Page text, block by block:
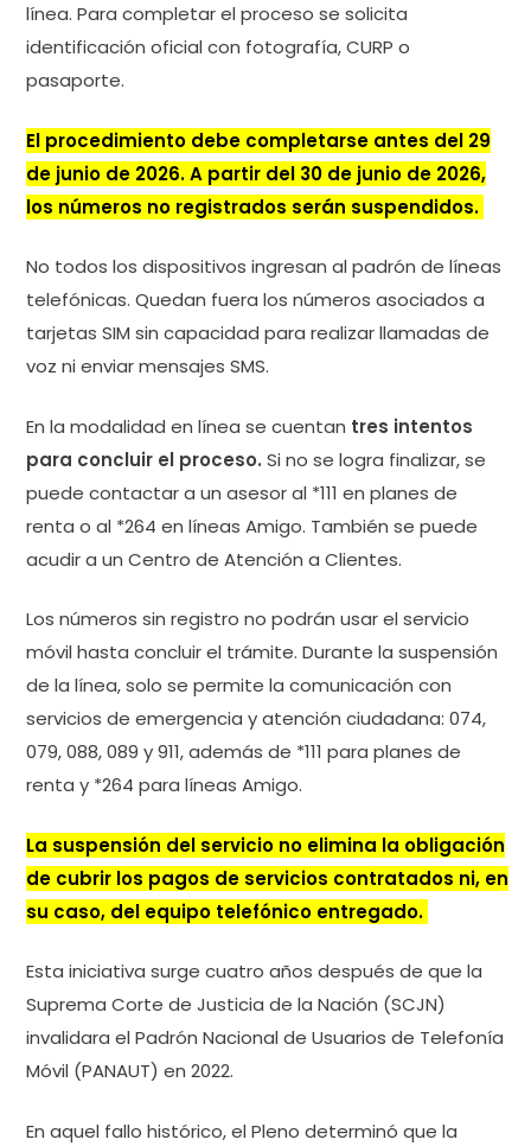
línea. Para completar el proceso se solicita
identificación oficial con fotografía, CURP o
pasaporte.
El procedimiento debe completarse antes del 29
de junio de 2026. A partir del 30 de junio de 2026,
los números no registrados serán suspendidos.
No todos los dispositivos ingresan al padrón de líneas
telefónicas. Quedan fuera los números asociados a
tarjetas SIM sin capacidad para realizar llamadas de
voz ni enviar mensajes SMS.
En la modalidad en línea se cuentan tres intentos
para concluir el proceso. Si no se logra finalizar, se
puede contactar a un asesor al *111 en planes de
renta o al *264 en líneas Amigo. También se puede
acudir a un Centro de Atención a Clientes.
Los números sin registro no podrán usar el servicio
móvil hasta concluir el trámite. Durante la suspensión
de la línea, solo se permite la comunicación con
servicios de emergencia y atención ciudadana: 074,
079, 088, 089 y 911, además de *111 para planes de
renta y *264 para líneas Amigo.
La suspensión del servicio no elimina la obligación
de cubrir los pagos de servicios contratados ni, en
su caso, del equipo telefónico entregado.
Esta iniciativa surge cuatro años después de que la
Suprema Corte de Justicia de la Nación (SCJN)
invalidara el Padrón Nacional de Usuarios de Telefonía
Móvil (PANAUT) en 2022.
En aquel fallo histórico, el Pleno determinó que la